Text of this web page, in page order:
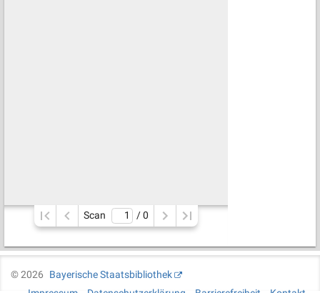
Scan / 0
©2026
Bayerische Staatsbibliothek